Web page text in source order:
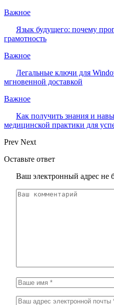
Важное
Язык будущего: почему
грамотность
Важное
Легальные ключи для
мгновенной доставкой
Важное
Как получить знания и
медицинской практики для
Prev Next
Оставьте ответ
Ваш электронный адрес не